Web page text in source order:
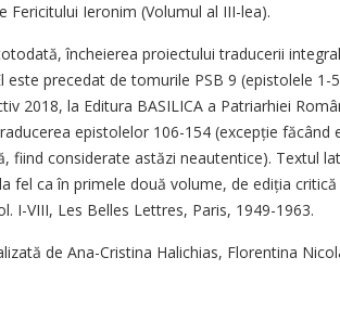
Fericitului Ieronim (Volumul al III-lea).
încheierea proiectului traducerii
precedat de tomurile PSB 9 (epistolele 1-
2018, la Editura BASILICA a Patriarhiei
epistolelor 106-154 (excepție făcând
fiind considerate astăzi neautentice). Textul
fel ca în primele două volume, de ediția critică
I-VIII, Les Belles Lettres, Paris, 1949-1963.
de Ana-Cristina Halichias, Florentina